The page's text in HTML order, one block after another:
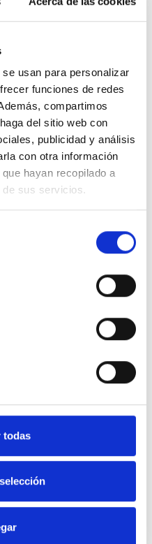
usan para personalizar
funciones de redes
compartimos
del sitio web con
publicidad y análisis
con otra información
hayan recopilado a
de sus servicios.
todas
oportunidad
22 Jun. 2015
VALORAR
22 Jun. 2015
preparación técnica y
22 Jun. 2015